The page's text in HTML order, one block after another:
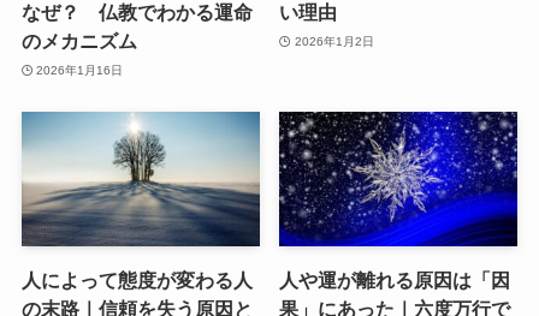
なぜ？ 仏教でわかる運命
のメカニズム
2026年1月16日
い理由
2026年1月2日
人によって態度が変わる人
の末路｜信頼を失う原因と
人や運が離れる原因は「因
果」にあった｜六度万行で